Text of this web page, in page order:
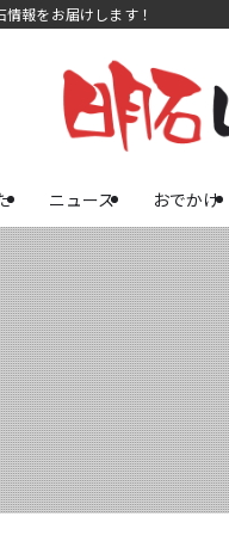
報をお届けします！
ニュース おでかけ